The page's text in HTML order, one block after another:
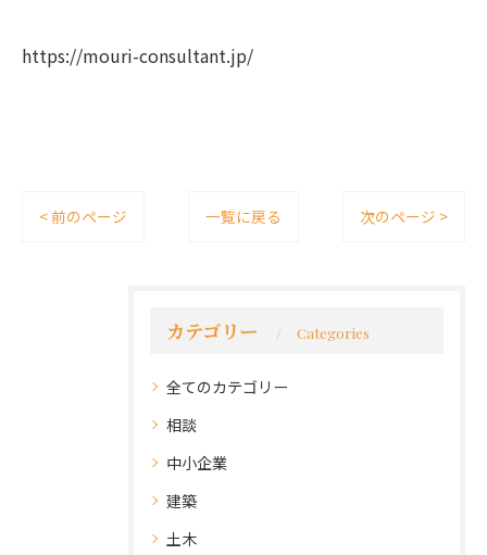
https://mouri-consultant.jp/
< 前のページ 一覧に戻る 次のページ >
カテゴリー Categories
全てのカテゴリー
相談
中小企業
建築
土木